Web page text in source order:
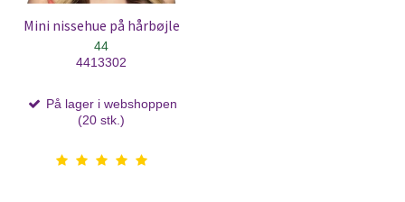
Mini nissehue på hårbøjle
44
4413302
På lager i webshoppen
(20 stk.)